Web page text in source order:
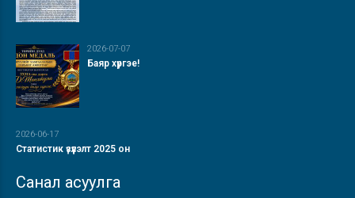
2026-07-07
Баяр хүргэе!
2026-06-17
Статистик үзүүлэлт 2025 он
Санал асуулга